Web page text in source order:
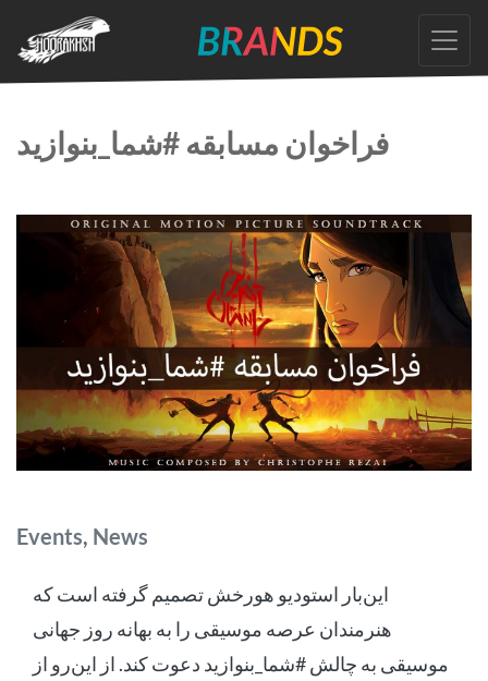
the
فراخوان مسابقه #شما_بنوازید
Categories
Events, News
این‌بار استودیو هورخش تصمیم گرفته است که
هنرمندان عرصه موسیقی را به بهانه روز جهانی
موسیقی به چالش #شما_بنوازید دعوت کند. از این‌رو از